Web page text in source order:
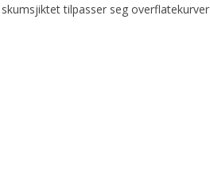
tilpasser seg overflatekurver